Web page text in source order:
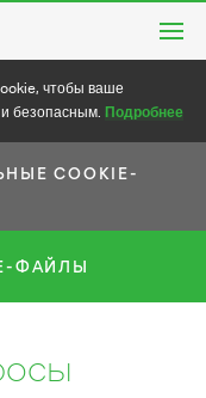
чтобы ваше
безопасным. Подробнее
COOKIE-
ФАЙЛЫ